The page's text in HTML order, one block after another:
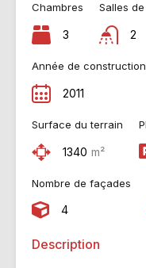
Chambres
3
Salles
2
Année de construction
2011
Surface du terrain
1340 m²
Nombre de façades
4
Description